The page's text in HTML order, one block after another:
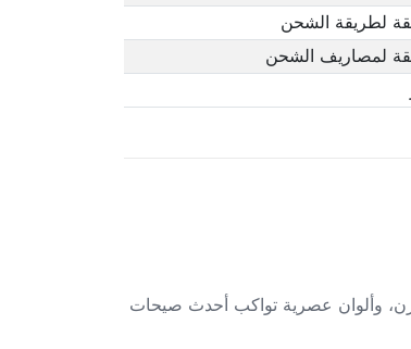
لطريقة الشحن
لمصاريف الشحن
تصميمات متنوعة، خفيفة الوزن، وألوان عصرية تواكب أحدث صيحات